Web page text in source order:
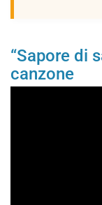
“Sapore di
canzone